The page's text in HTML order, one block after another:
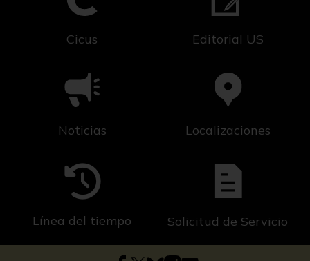
Cicus Editorial US
Noticias Localizaciones
Línea del tiempo Solicitud de Servicio